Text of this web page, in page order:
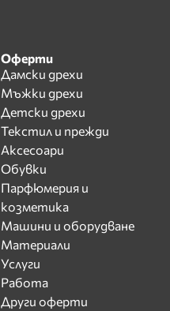
Оферти
Дамски дрехи
Мъжки дрехи
Детски дрехи
Текстил и прежди
Аксесоари
Обувки
Парфюмерия и
козметика
Машини и оборудване
Материали
Услуги
Работа
Други оферти